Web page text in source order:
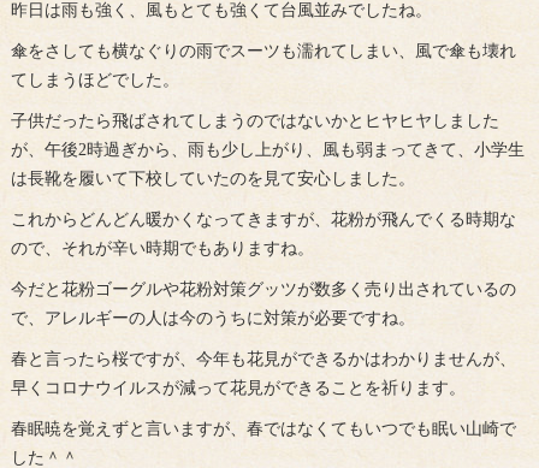
昨日は雨も強く、風もとても強くて台風並みでしたね。
傘をさしても横なぐりの雨でスーツも濡れてしまい、風で傘も壊れ
てしまうほどでした。
子供だったら飛ばされてしまうのではないかとヒヤヒヤしました
が、午後2時過ぎから、雨も少し上がり、風も弱まってきて、小学生
は長靴を履いて下校していたのを見て安心しました。
これからどんどん暖かくなってきますが、花粉が飛んでくる時期な
ので、それが辛い時期でもありますね。
今だと花粉ゴーグルや花粉対策グッツが数多く売り出されているの
で、アレルギーの人は今のうちに対策が必要ですね。
春と言ったら桜ですが、今年も花見ができるかはわかりませんが、
早くコロナウイルスが減って花見ができることを祈ります。
春眠暁を覚えずと言いますが、春ではなくてもいつでも眠い山崎で
した＾＾